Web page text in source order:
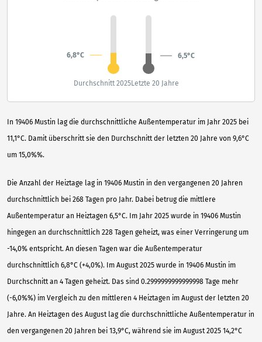
In 19406 Mustin lag die durchschnittliche Außentemperatur im Jahr 2025 bei
11,1°C. Damit überschritt sie den Durchschnitt der letzten 20 Jahre von 9,6°C
um 15,0%%.
Die Anzahl der Heiztage lag in 19406 Mustin in den vergangenen 20 Jahren
durchschnittlich bei 268 Tagen pro Jahr. Dabei betrug die mittlere
Außentemperatur an Heiztagen 6,5°C. Im Jahr 2025 wurde in 19406 Mustin
hingegen an durchschnittlich 228 Tagen geheizt, was einer Verringerung um
-14,0% entspricht. An diesen Tagen war die Außentemperatur
durchschnittlich 6,8°C (+4,0%). Im August 2025 wurde in 19406 Mustin im
Durchschnitt an 4 Tagen geheizt. Das sind 0.2999999999999998 Tage mehr
(-6,0%%) im Vergleich zu den mittleren 4 Heiztagen im August der letzten 20
Jahre. An Heiztagen des August lag die durchschnittliche Außentemperatur in
den vergangenen 20 Jahren bei 13,9°C, während sie im August 2025 14,2°C
6,8°C 6,5°C
Durchschnitt 2025Letzte 20 Jahre